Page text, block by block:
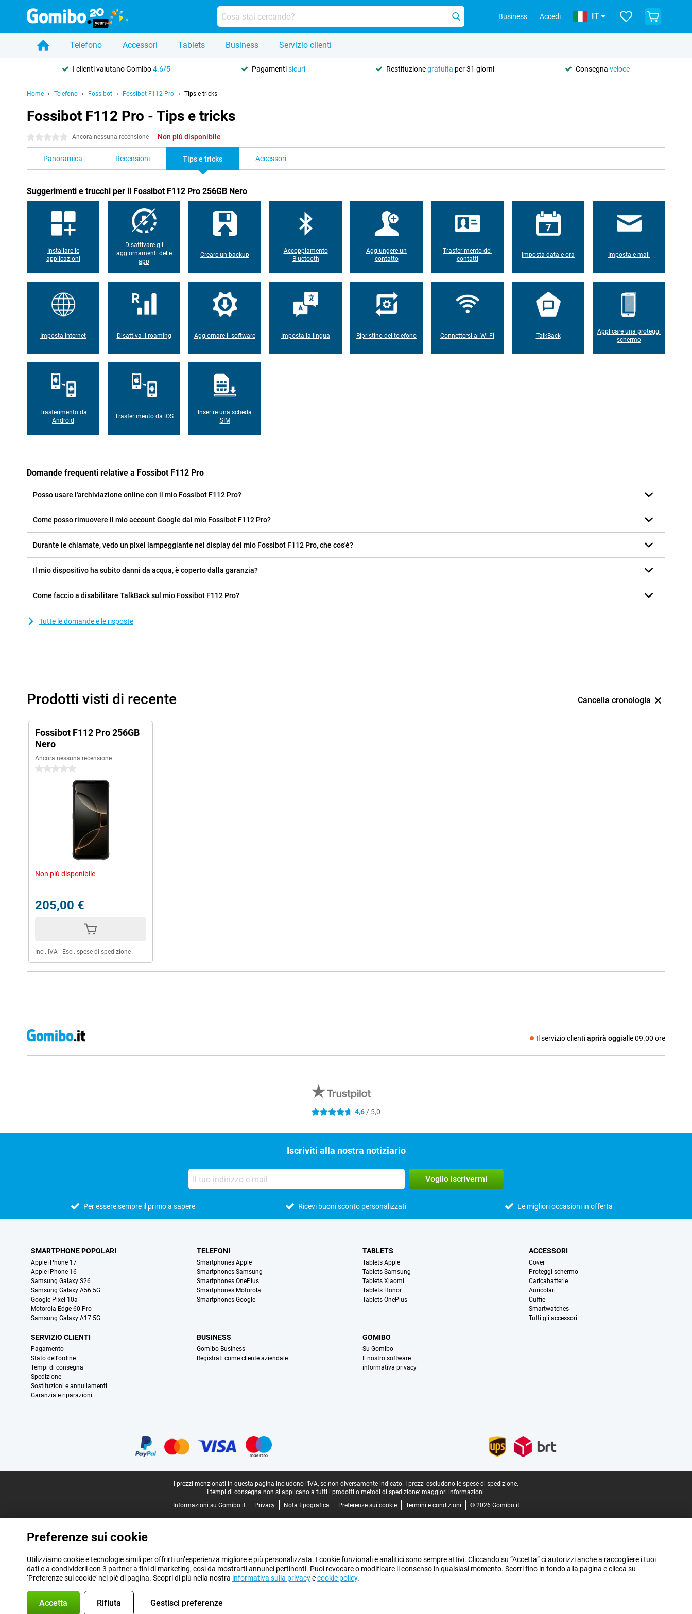
Business Accedi IT
Telefono Accessori Tablets Business Servizio clienti
I clienti valutano Gomibo4.6/5 Pagamentisicuri Restituzionegratuita per 31 giorni Consegnaveloce
Home Telefono Fossibot Fossibot F112 Pro Tips e tricks
Fossibot F112 Pro - Tips e tricks
0 stelle Ancora nessuna recensione Non più disponibile
Panoramica Recensioni Tips e tricks Accessori
Suggerimenti e trucchi per il Fossibot F112 Pro 256GB Nero
Installare le
applicazioni
Disattivare gli
aggiornamenti delle
app
Creare un backup
Accoppiamento
Bluetooth
Aggiungere un
contatto
Trasferimento dei
contatti
Imposta data e ora Imposta e-mail
Imposta internet Disattiva il roaming Aggiornare il software Imposta la lingua Ripristino del telefono Connettersi al Wi-Fi TalkBack
Applicare una proteggi
schermo
Trasferimento da
Android
Trasferimento da iOS
Inserire una scheda
SIM
Domande frequenti relative a Fossibot F112 Pro
Posso usare l'archiviazione online con il mio Fossibot F112 Pro?
Come posso rimuovere il mio account Google dal mio Fossibot F112 Pro?
Durante le chiamate, vedo un pixel lampeggiante nel display del mio Fossibot F112 Pro, che cos'è?
Il mio dispositivo ha subito danni da acqua, è coperto dalla garanzia?
Come faccio a disabilitare TalkBack sul mio Fossibot F112 Pro?
Tutte le domande e le risposte
Prodotti visti di recente Cancella cronologia
Fossibot F112 Pro 256GB
Nero
Ancora nessuna recensione
0 stelle
Non più disponibile
205,00 €
Incl. IVA Escl. spese di spedizione
Il servizio clientiaprirà oggialle 09.00 ore
Social media
4.6 stelle 4,6 / 5,0
Iscriviti alla nostra notiziario
Voglio iscrivermi
Per essere sempre il primo a sapere Ricevi buoni sconto personalizzati Le migliori occasioni in offerta
SMARTPHONE POPOLARI
Apple iPhone 17
Apple iPhone 16
Samsung Galaxy S26
Samsung Galaxy A56 5G
Google Pixel 10a
Motorola Edge 60 Pro
Samsung Galaxy A17 5G
TELEFONI
Smartphones Apple
Smartphones Samsung
Smartphones OnePlus
Smartphones Motorola
Smartphones Google
TABLETS
Tablets Apple
Tablets Samsung
Tablets Xiaomi
Tablets Honor
Tablets OnePlus
ACCESSORI
Cover
Proteggi schermo
Caricabatterie
Auricolari
Cuffie
Smartwatches
Tutti gli accessori
SERVIZIO CLIENTI
Pagamento
Stato dell'ordine
Tempi di consegna
Spedizione
Sostituzioni e annullamenti
Garanzia e riparazioni
BUSINESS
Gomibo Business
Registrati come cliente aziendale
GOMIBO
Su Gomibo
Il nostro software
informativa privacy
I prezzi menzionati in questa pagina includono l'IVA, se non diversamente indicato.
I prezzi escludono le spese di spedizione.
I tempi di consegna non si applicano a tutti i prodotti o metodi di spedizione: maggiori informazioni.
Informazioni su Gomibo.it
Privacy Nota tipografica Preferenze sui cookie Termini e condizioni © 2026 Gomibo.it
Preferenze sui cookie
Utilizziamo cookie e tecnologie simili per offrirti un’esperienza migliore e più personalizzata. I cookie funzionali e analitici sono sempre attivi. Cliccando su “Accetta” ci autorizzi anche a raccogliere i tuoi
dati e a condividerli con 3 partner a fini di marketing, così da mostrarti annunci pertinenti. Puoi revocare o modificare il consenso in qualsiasi momento. Scorri fino in fondo alla pagina e clicca su
‘Preferenze sui cookie’ nel piè di pagina. Scopri di più nella nostra informativa sulla privacyecookie policy.
Accetta Rifiuta Gestisci preferenze